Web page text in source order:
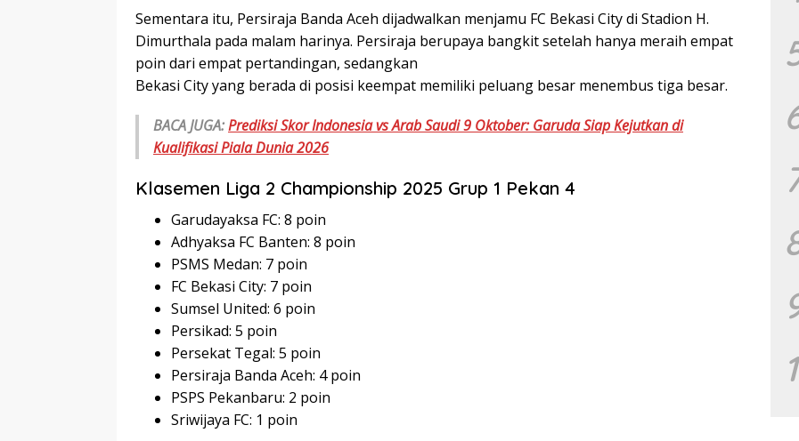
Sementara itu, Persiraja Banda Aceh dijadwalkan menjamu FC Bekasi City di Stadion H.
Dimurthala pada malam harinya. Persiraja berupaya bangkit setelah hanya meraih empat
poin dari empat pertandingan, sedangkan
Bekasi City yang berada di posisi keempat memiliki peluang besar menembus tiga besar.
BACA JUGA:Prediksi Skor Indonesia vs Arab Saudi 9 Oktober: Garuda Siap Kejutkan di
Kualifikasi Piala Dunia 2026
Klasemen Liga 2 Championship 2025 Grup 1 Pekan 4
Garudayaksa FC: 8 poin
Adhyaksa FC Banten: 8 poin
PSMS Medan: 7 poin
FC Bekasi City: 7 poin
Sumsel United: 6 poin
Persikad: 5 poin
Persekat Tegal: 5 poin
Persiraja Banda Aceh: 4 poin
PSPS Pekanbaru: 2 poin
Sriwijaya FC: 1 poin